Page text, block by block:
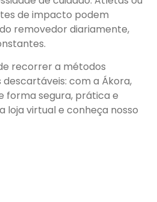
de impacto podem
removedor diariamente,
recorrer a métodos
com a Ákora,
forma segura, prática e
loja virtual e conheça nosso